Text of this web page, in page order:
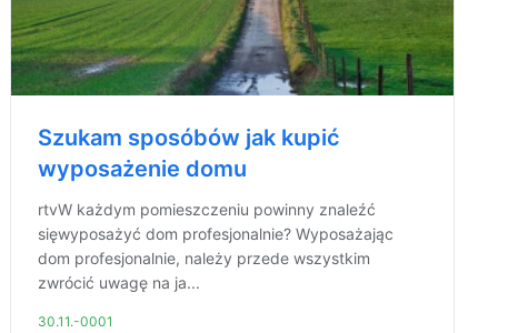
Szukam sposóbów jak kupić
wyposażenie domu
rtvW każdym pomieszczeniu powinny znaleźć
sięwyposażyć dom profesjonalnie? Wyposażając
dom profesjonalnie, należy przede wszystkim
zwrócić uwagę na ja...
30.11.-0001